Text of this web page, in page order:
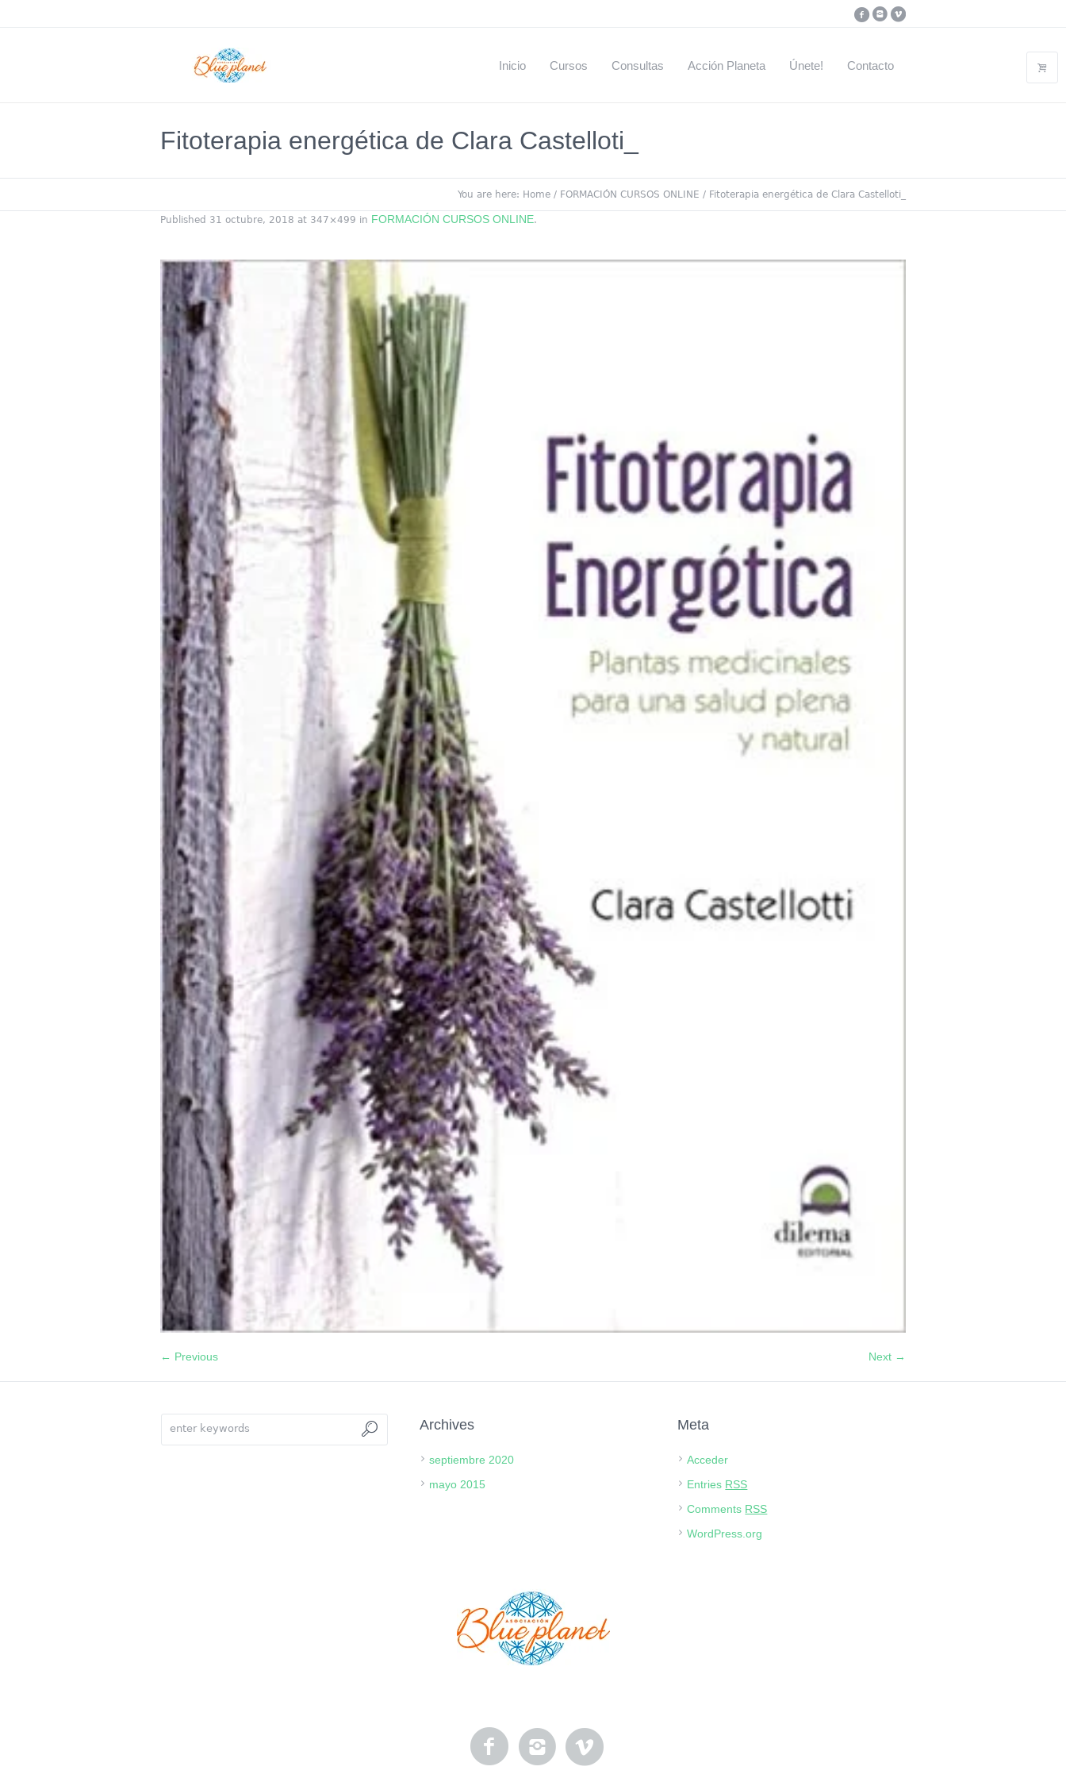
Inicio Cursos Consultas Acción Planeta Únete! Contacto
Fitoterapia energética de Clara Castelloti_
You are here: Home / FORMACIÓN CURSOS ONLINE / Fitoterapia energética de Clara Castelloti_
Published 31 octubre, 2018 at 347×499 in FORMACIÓN CURSOS ONLINE.
← Previous Next →
Archives
septiembre 2020
mayo 2015
Meta
Acceder
Entries RSS
Comments RSS
WordPress.org